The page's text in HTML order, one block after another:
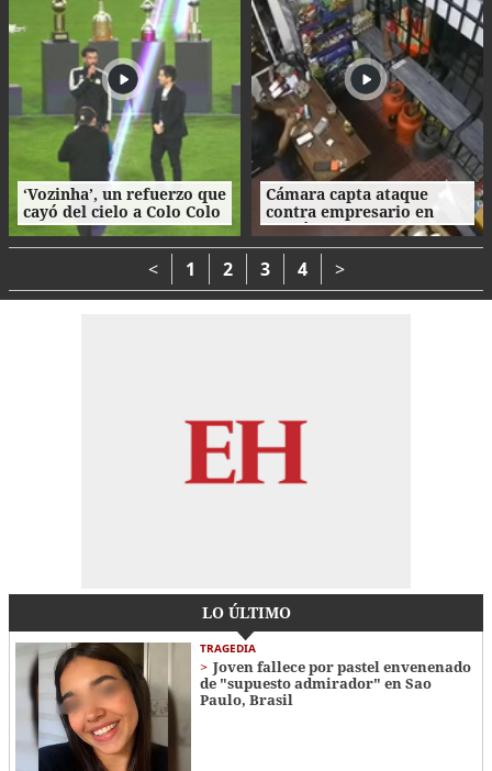
‘Vozinha’, un refuerzo que
cayó del cielo a Colo Colo
como su camiseta en la
bienvenida
Cámara capta ataque
contra empresario en
Danlí
< 1 2 3 4 >
LO ÚLTIMO
TRAGEDIA
Joven fallece por pastel envenenado
de "supuesto admirador" en Sao
Paulo, Brasil